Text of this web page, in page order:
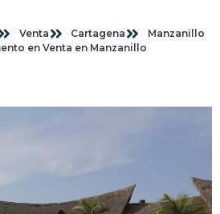
Venta Cartagena
Manzanillo
en Venta en Manzanillo